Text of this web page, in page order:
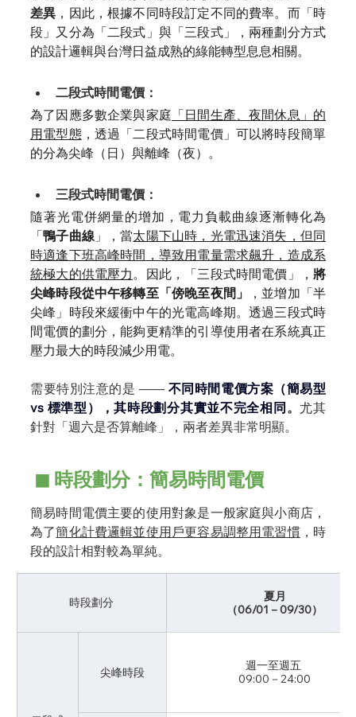
差異 ，因此，根據不同時段訂定不同的費率。而「時
段」又分為「二段式」與「三段式」，兩種劃分方式
的設計邏輯與台灣日益成熟的綠能轉型息息相關。
二段式時間電價：
為了因應多數企業與家庭 「日間生產、夜間休息」的
用電型態，透過「二段式時間電價」可以將時段簡單
的分為尖峰（日）與離峰（夜）。
三段式時間電價：
隨著光電併網量的增加，電力負載曲線逐漸轉化為
「鴨子曲線」，當太陽下山時，光電迅速消失，但同
時適逢下班高峰時間，導致用電量需求飆升，造成系
統極大的供電壓力。因此，「三段式時間電價」，將
尖峰時段從中午移轉至「傍晚至夜間」
，並增加「半
尖峰」時段來緩衝中午的光電高峰期。透過三段式時
間電價的劃分，能夠更精準的引導使用者在系統真正
壓力最大的時段減少用電。
需要特別注意的是 —— 不同時間電價方案（簡易型
vs 標準型），其時段劃分其實並不完全相同 。 尤其
針對「週六是否算離峰」，兩者差異非常明顯。
◼︎ 時段劃分：簡易時間電價
簡易時間電價主要的使用對象是一般家庭與小商店，
為了簡化計費邏輯並使用戶更容易調整用電習慣，時
段的設計相對較為單純。
時段劃分
夏月
（06/01－09/30）
尖峰時段
週一至週五
09:00－24:00